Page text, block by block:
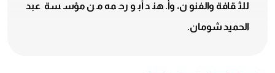
للثقافة والفنون، وأ. هند أبو رحمه من مؤسسة عبد
الحميد شومان.